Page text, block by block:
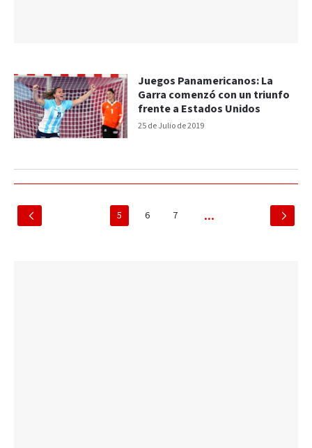
25 de Julio de 2019
Juegos Panamericanos: La
Garra comenzó con un triunfo
frente a Estados Unidos
5 6 7